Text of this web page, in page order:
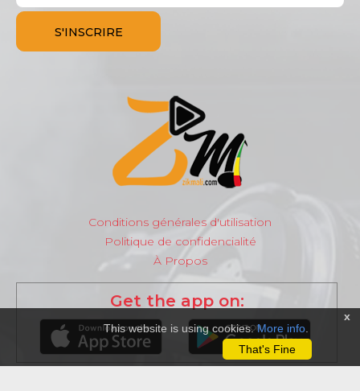
Conditions générales d'utilisation
Politique de confidencialité
À Propos
Get the app on:
x
This website is using cookies.More info
That's Fine